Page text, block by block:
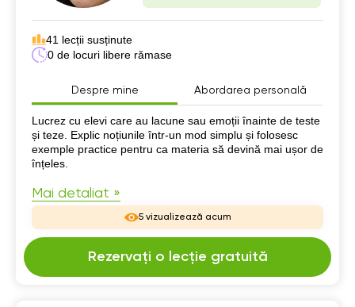
41 lecții susținute
0 de locuri libere rămase
Despre mine Abordarea personală
Despre mine
Lucrez cu elevi care au lacune sau emoții înainte de teste
și teze. Explic noțiunile într-un mod simplu și folosesc
exemple practice pentru ca materia să devină mai ușor de
înțeles.
Mai detaliat »
5 vizualizează acum
Rezervați o lecție gratuită